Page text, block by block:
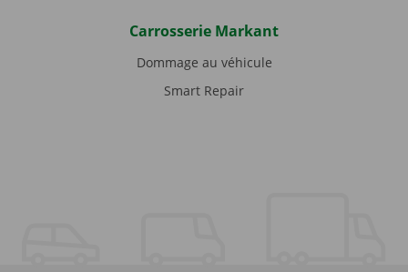
Carrosserie Markant
Dommage au véhicule
Smart Repair